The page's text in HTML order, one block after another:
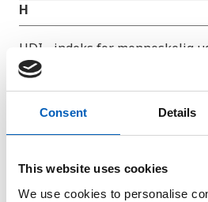
Consent Details
This website uses cookies
We use cookies to personalise
H
HDI - indeks for menneskelig
0,544 (2023)
Se grafarrow_forward
Henrettelser
14 (2019)